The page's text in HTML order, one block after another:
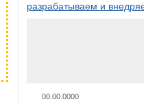
разрабатываем и
00.00.0000